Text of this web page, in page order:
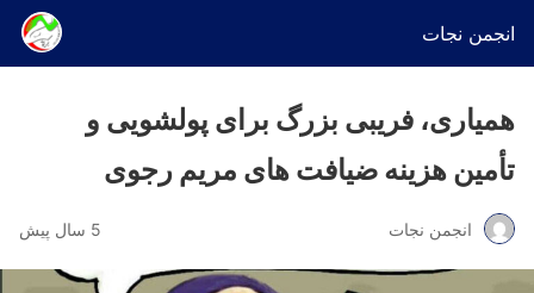
انجمن نجات
همیاری، فریبی بزرگ برای پولشویی و
تأمین هزینه ضیافت های مریم رجوی
انجمن نجات 5 سال پیش